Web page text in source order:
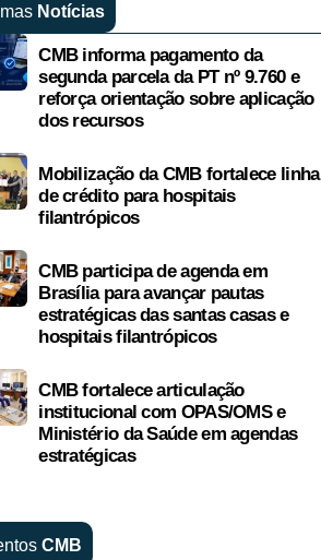
Notícias
CMB informa pagamento da
segunda parcela da PT nº 9.760 e
reforça orientação sobre aplicação
dos recursos
Mobilização da CMB fortalece linha
de crédito para hospitais
filantrópicos
CMB participa de agenda em
Brasília para avançar pautas
estratégicas das santas casas e
hospitais filantrópicos
CMB fortalece articulação
institucional com OPAS/OMS e
Ministério da Saúde em agendas
estratégicas
CMB